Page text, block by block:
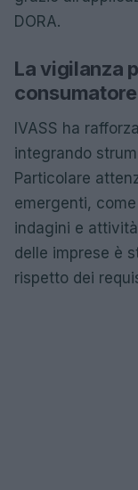
DORA.
La vigilanza
consumatore
IVASS ha
integrando
Particolare
emergenti,
indagini e
delle imprese è
rispetto dei